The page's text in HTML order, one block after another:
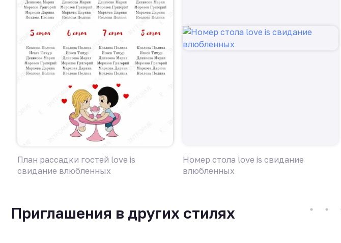
План рассадки гостей love is
свидание влюбленных
Номер стола love is свидание
влюбленных
Приглашения в других стилях